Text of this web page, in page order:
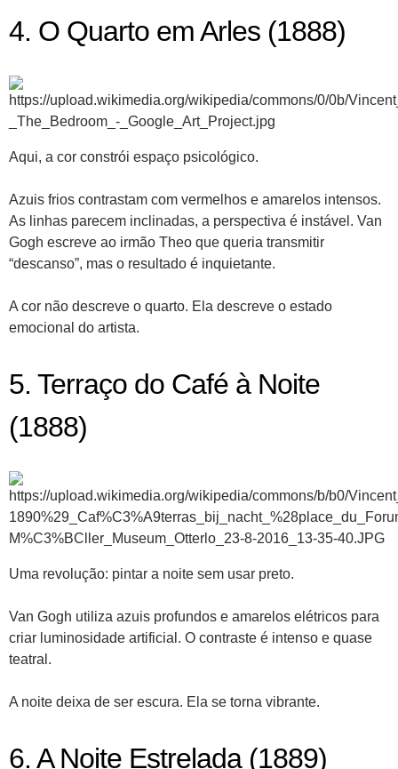
4. O Quarto em Arles (1888)
Aqui, a cor constrói espaço psicológico.
Azuis frios contrastam com vermelhos e amarelos intensos.
As linhas parecem inclinadas, a perspectiva é instável. Van
Gogh escreve ao irmão Theo que queria transmitir
“descanso”, mas o resultado é inquietante.
A cor não descreve o quarto. Ela descreve o estado
emocional do artista.
5. Terraço do Café à Noite
(1888)
Uma revolução: pintar a noite sem usar preto.
Van Gogh utiliza azuis profundos e amarelos elétricos para
criar luminosidade artificial. O contraste é intenso e quase
teatral.
A noite deixa de ser escura. Ela se torna vibrante.
6. A Noite Estrelada (1889)